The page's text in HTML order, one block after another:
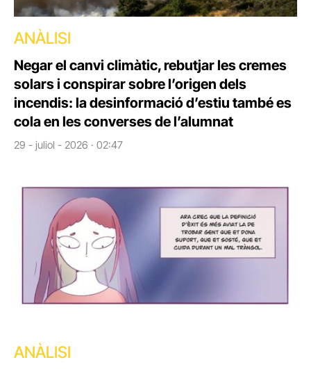
ANÀLISI
Negar el canvi climàtic, rebutjar les cremes
solars i conspirar sobre l’origen dels
incendis: la desinformació d’estiu també es
cola en les converses de l’alumnat
29 - juliol - 2026 · 02:47
ANÀLISI